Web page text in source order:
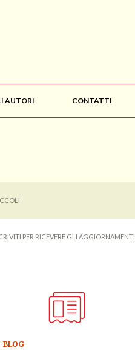
AUTORI CONTATTI
PER RICEVERE GLI AGGIORNAMENTI
BLOG